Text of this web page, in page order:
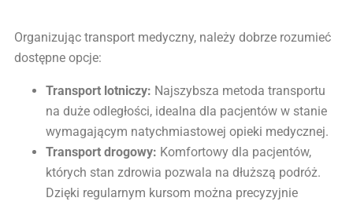
Organizując transport medyczny, należy dobrze rozumieć
dostępne opcje:
Transport lotniczy: Najszybsza metoda transportu
na duże odległości, idealna dla pacjentów w stanie
wymagającym natychmiastowej opieki medycznej.
Transport drogowy: Komfortowy dla pacjentów,
których stan zdrowia pozwala na dłuższą podróż.
Dzięki regularnym kursom można precyzyjnie